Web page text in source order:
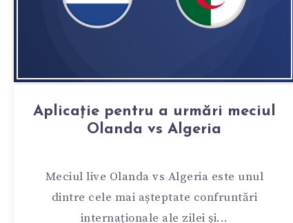
Aplicație pentru a urmări meciul
Olanda vs Algeria
Meciul live Olanda vs Algeria este unul
dintre cele mai așteptate confruntări
internaționale ale zilei și...